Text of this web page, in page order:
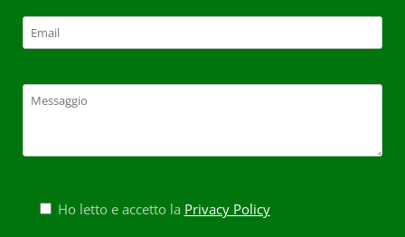
Ho letto e accetto la Privacy Policy